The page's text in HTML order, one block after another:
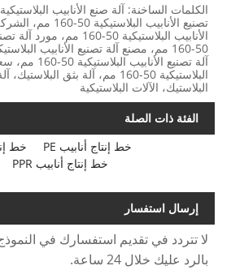
تصنيع الأنابيب
الأنابيب البلاستيكية 50-160
آلة تصنيع
البلاستيكية 50-160 مم، آلة بثق
البلاستيك، الآلات البلاستيكية
الفئة ذات الصلة
خط
خط إنتاج أنابيب PE
خط إنتاج أنابيب PPR
إرسال استفسار
لا تتردد في تقديم استفسارك في
بالرد عليك خلال 24 ساعة.